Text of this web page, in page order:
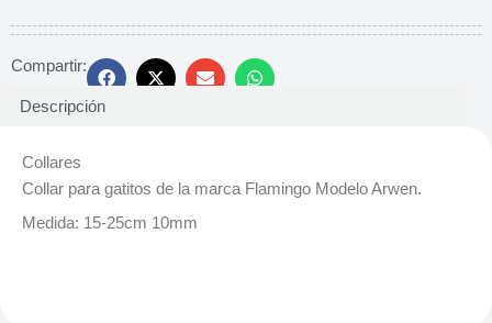
Compartir:
Descripción
Collares
Collar para gatitos de la marca Flamingo Modelo Arwen.
Medida: 15-25cm 10mm